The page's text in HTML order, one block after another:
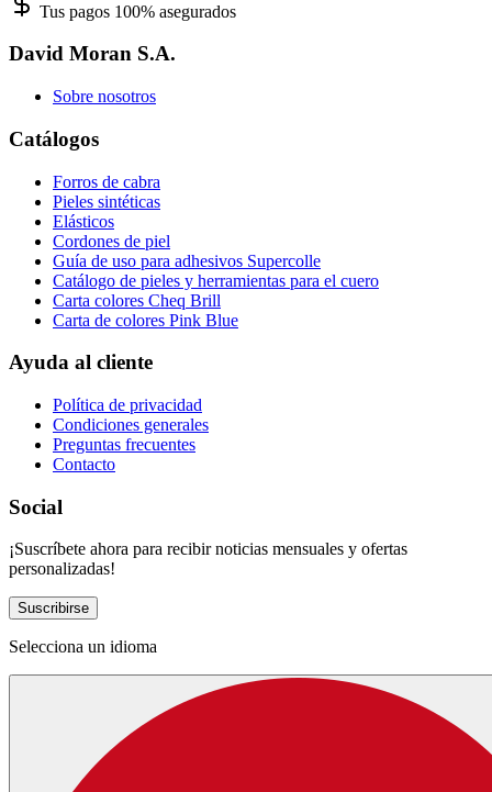
Tus pagos 100% asegurados
David Moran S.A.
Sobre nosotros
Catálogos
Forros de cabra
Pieles sintéticas
Elásticos
Cordones de piel
Guía de uso para adhesivos Supercolle
Catálogo de pieles y herramientas para el cuero
Carta colores Cheq Brill
Carta de colores Pink Blue
Ayuda al cliente
Política de privacidad
Condiciones generales
Preguntas frecuentes
Contacto
Social
¡Suscríbete ahora para recibir noticias mensuales y ofertas
personalizadas!
Suscribirse
Selecciona un idioma